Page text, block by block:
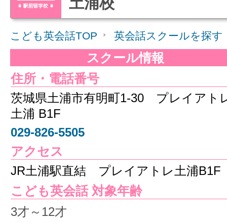
こども英会話TOP 英会話スクールを探す
スクール情報
住所・電話番号
茨城県土浦市有明町1-30 プレイアト
土浦 B1F
029-826-5505
アクセス
JR土浦駅直結 プレイアトレ土浦B1F
こども英会話 対象年齢
3才～12才